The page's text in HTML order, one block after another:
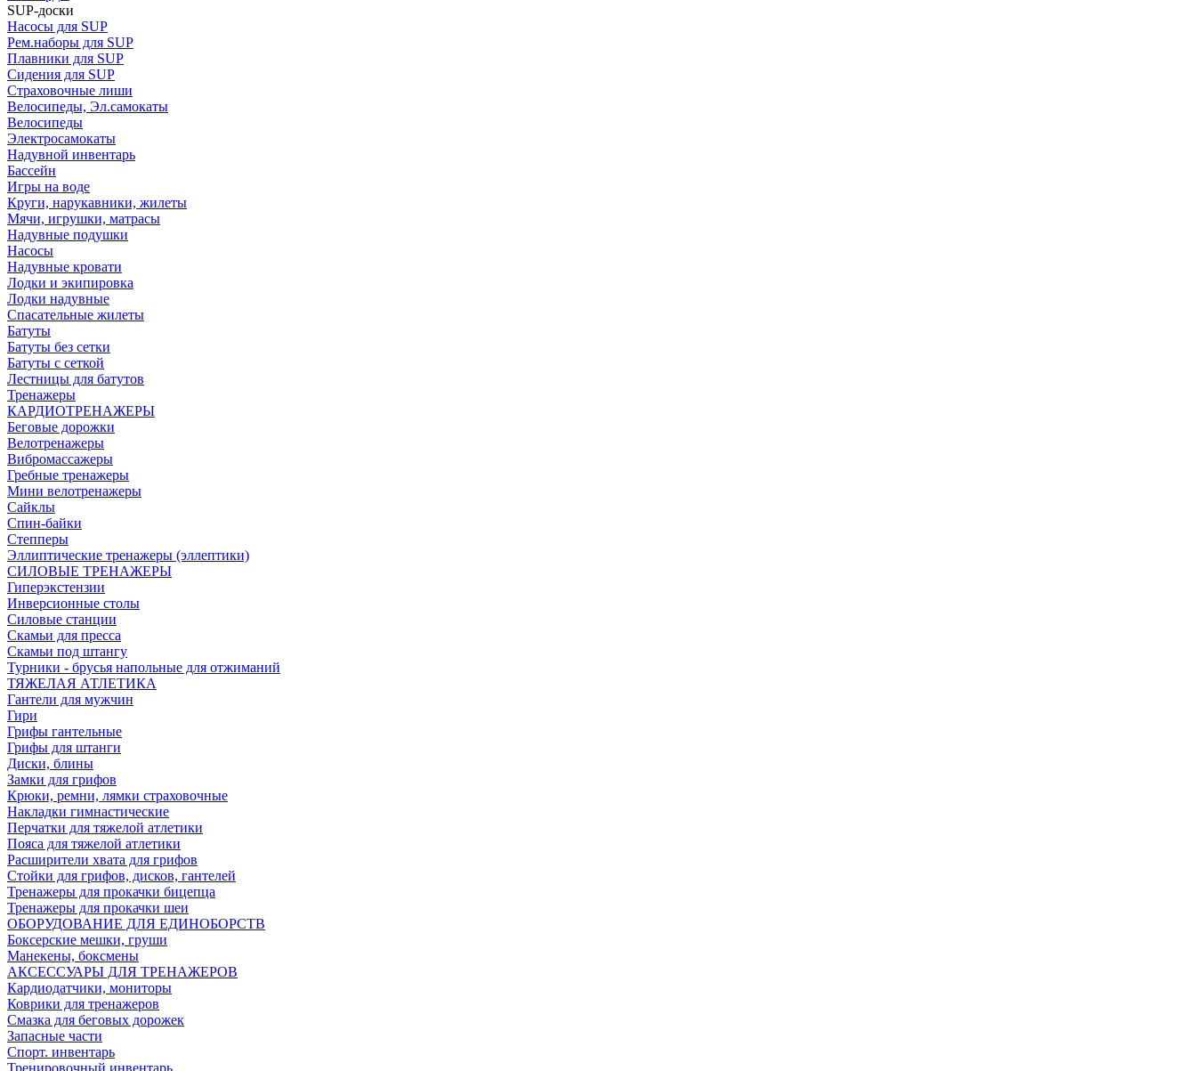
SUP-доски
Насосы для SUP
Рем.наборы для SUP
Плавники для SUP
Сидения для SUP
Страховочные лиши
Велосипеды, Эл.самокаты
Велосипеды
Электросамокаты
Надувной инвентарь
Бассейн
Игры на воде
Круги, нарукавники, жилеты
Мячи, игрушки, матрасы
Надувные подушки
Насосы
Надувные кровати
Лодки и экипировка
Лодки надувные
Спасательные жилеты
Батуты
Батуты без сетки
Батуты с сеткой
Лестницы для батутов
Тренажеры
КАРДИОТРЕНАЖЕРЫ
Беговые дорожки
Велотренажеры
Вибромассажеры
Гребные тренажеры
Мини велотренажеры
Сайклы
Спин-байки
Степперы
Эллиптические тренажеры (эллептики)
СИЛОВЫЕ ТРЕНАЖЕРЫ
Гиперэкстензии
Инверсионные столы
Силовые станции
Скамьи для пресса
Скамьи под штангу
Турники - брусья напольные для отжиманий
ТЯЖЕЛАЯ АТЛЕТИКА
Гантели для мужчин
Гири
Грифы гантельные
Грифы для штанги
Диски, блины
Замки для грифов
Крюки, ремни, лямки страховочные
Накладки гимнастические
Перчатки для тяжелой атлетики
Пояса для тяжелой атлетики
Расширители хвата для грифов
Стойки для грифов, дисков, гантелей
Тренажеры для прокачки бицепца
Тренажеры для прокачки шеи
ОБОРУДОВАНИЕ ДЛЯ ЕДИНОБОРСТВ
Боксерские мешки, груши
Манекены, боксмены
АКСЕССУАРЫ ДЛЯ ТРЕНАЖЕРОВ
Кардиодатчики, мониторы
Коврики для тренажеров
Смазка для беговых дорожек
Запасные части
Спорт. инвентарь
Тренировочный инвентарь